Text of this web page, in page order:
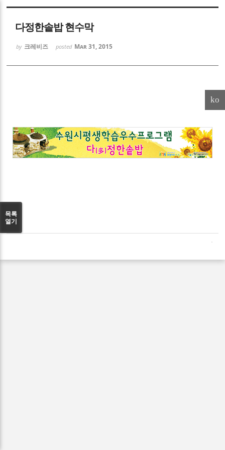
다정한솥밥 현수막
by 크레비즈 posted Mar 31, 2015
목록
열기
ko
Sketchbook5, 스케치북5